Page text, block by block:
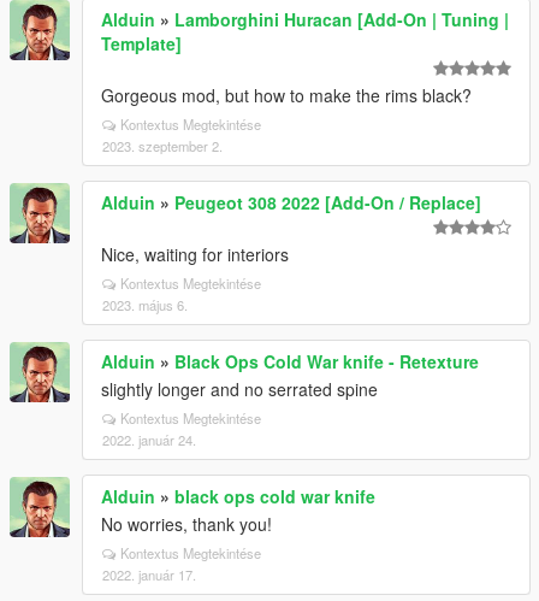
Alduin » Lamborghini Huracan [Add-On | Tuning |
Template]
Gorgeous mod, but how to make the rims black?
Kontextus Megtekintése
2023. szeptember 2.
Alduin » Peugeot 308 2022 [Add-On / Replace]
Nice, waiting for interiors
Kontextus Megtekintése
2023. május 6.
Alduin » Black Ops Cold War knife - Retexture
slightly longer and no serrated spine
Kontextus Megtekintése
2022. január 24.
Alduin » black ops cold war knife
No worries, thank you!
Kontextus Megtekintése
2022. január 17.